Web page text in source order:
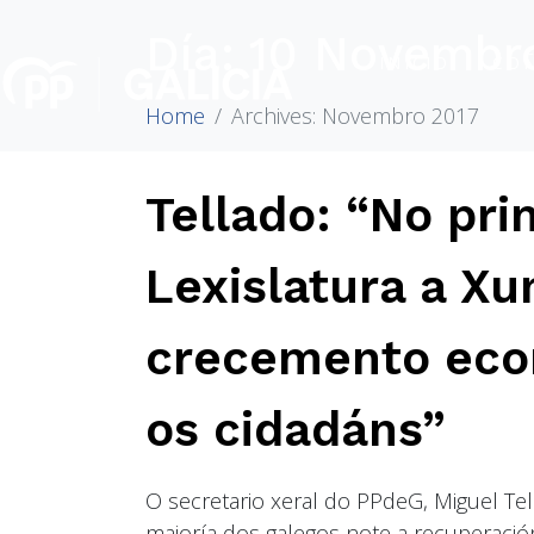
Home Archives: Novembro 2017
Tellado: “No
Lexislatura a
crecemento
os cidadáns”
O secretario xeral do PPdeG, Miguel